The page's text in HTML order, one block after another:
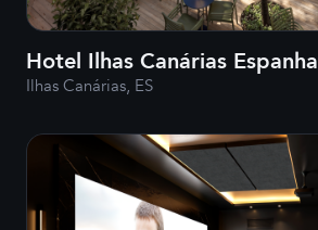
Hotel Ilhas Canárias Espanha
Ilhas Canárias, ES